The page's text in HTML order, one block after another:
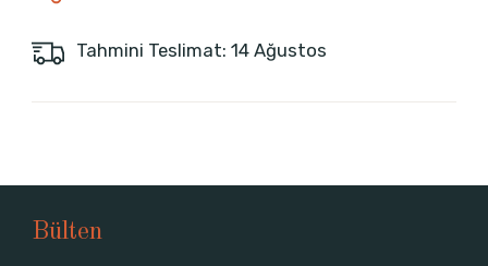
Tahmini Teslimat: 14 Ağustos
Bülten